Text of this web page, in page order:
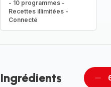
- 10 programmes -
Recettes illimitées -
Connecté
Ingrédients